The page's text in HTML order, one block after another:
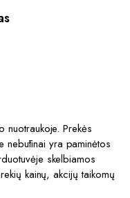
nuotraukoje. Prekės
yra paminėtos
skelbiamos
kainų, akcijų taikomų